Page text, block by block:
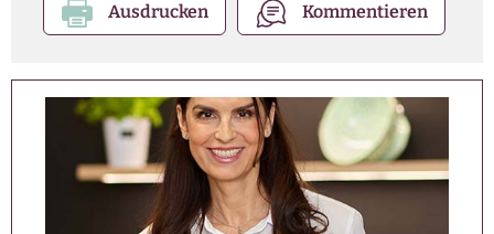
Ausdrucken Kommentieren